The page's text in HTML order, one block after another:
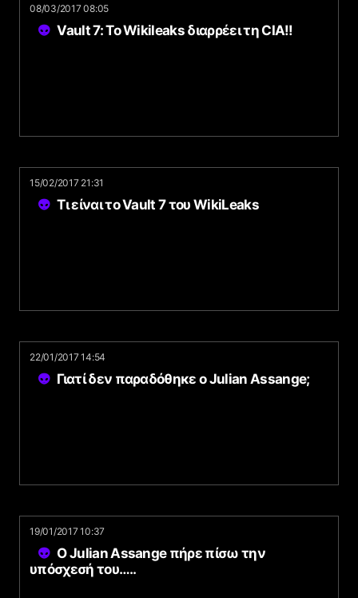
08/03/2017 08:05
Vault 7: Το Wikileaks διαρρέει τη CIA!!
15/02/2017 21:31
Τι είναι το Vault 7 του WikiLeaks
22/01/2017 14:54
Γιατί δεν παραδόθηκε ο Julian Assange;
19/01/2017 10:37
Ο Julian Assange πήρε πίσω την
υπόσχεσή του…..